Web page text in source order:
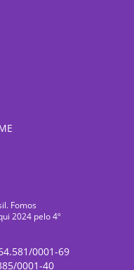
Fomos
2024 pelo 4º
0001-69
0001-40